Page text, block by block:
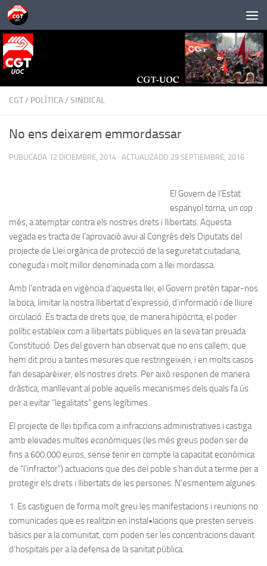
Saltar al contenido
CGT/ POLÍTICA/SINDICAL
No ens deixarem emmordassar
PUBLICADA 12 DICIEMBRE, 2014 · ACTUALIZADO 29 SEPTIEMBRE, 2016
El Govern de l’Estat
espanyol torna, un cop
més, a atemptar contra els nostres drets i llibertats. Aquesta
vegada es tracta de l’aprovació avui al Congrès dels Diputats del
projecte de Llei orgànica de protecció de la seguretat ciutadana,
coneguda i molt millor denominada com a llei mordassa.
Amb l’entrada en vigència d’aquesta llei, el Govern pretén tapar-nos
la boca, limitar la nostra llibertat d’expressió, d’informació i de lliure
circulació. Es tracta de drets que, de manera hipòcrita, el poder
polític estableix com a llibertats públiques en la seva tan preuada
Constitució. Des del govern han observat que no ens callem, que
hem dit prou a tantes mesures que restringeixen, i en molts casos
fan desaparèixer, els nostres drets. Per això responen de manera
dràstica, manllevant al poble aquells mecanismes dels quals fa ús
per a evitar “legalitats” gens legítimes.
El projecte de llei tipifica com a infraccions administratives i castiga
amb elevades multes econòmiques (les més greus poden ser de
fins a 600.000 euros, sense tenir en compte la capacitat econòmica
de “l’infractor”) actuacions que des del poble s’han dut a terme per a
protegir els drets i llibertats de les persones. N’esmentem algunes:
1. Es castiguen de forma molt greu les manifestacions i reunions no
comunicades que es realitzin en instal•lacions que presten serveis
bàsics per a la comunitat, com poden ser les concentracions davant
d’hospitals per a la defensa de la sanitat pública.